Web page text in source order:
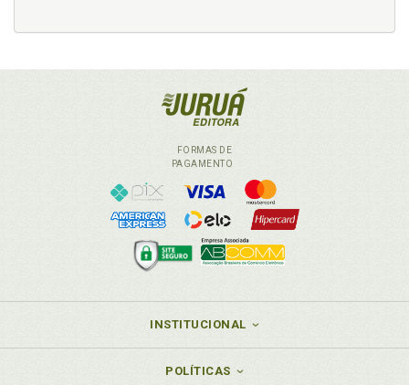
FORMAS DE
PAGAMENTO
INSTITUCIONAL
POLÍTICAS